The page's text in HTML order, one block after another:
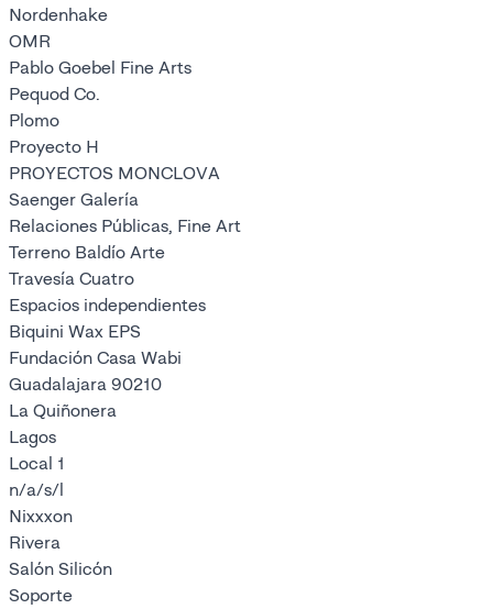
Nordenhake
OMR
Pablo Goebel Fine Arts
Pequod Co.
Plomo
Proyecto H
PROYECTOS MONCLOVA
Saenger Galería
Relaciones Públicas, Fine Art
Terreno Baldío Arte
Travesía Cuatro
Espacios independientes
Biquini Wax EPS
Fundación Casa Wabi
Guadalajara 90210
La Quiñonera
Lagos
Local 1
n/a/s/l
Nixxxon
Rivera
Salón Silicón
Soporte